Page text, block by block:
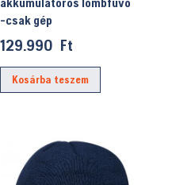
-csak gép
129.990 Ft
Kosárba teszem